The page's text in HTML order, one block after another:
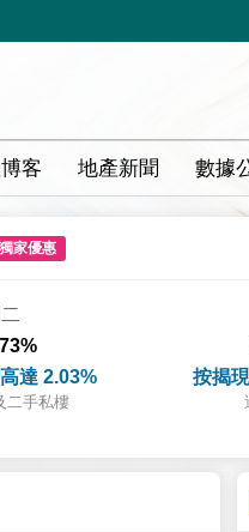
客 地產新聞 數據
家優惠
達 2.03%
二手私樓
按揭